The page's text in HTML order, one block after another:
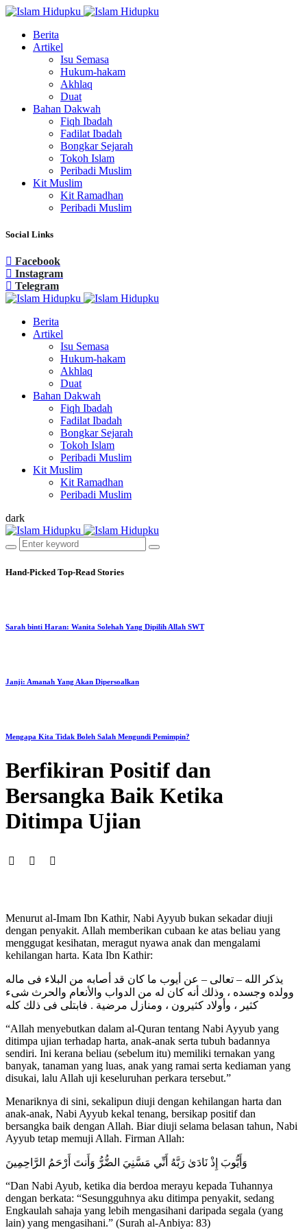
Berita
Artikel
Isu Semasa
Hukum-hakam
Akhlaq
Duat
Bahan Dakwah
Fiqh Ibadah
Fadilat Ibadah
Bongkar Sejarah
Tokoh Islam
Peribadi Muslim
Kit Muslim
Kit Ramadhan
Peribadi Muslim
Social Links
Facebook
Instagram
Telegram
Berita
Artikel
Isu Semasa
Hukum-hakam
Akhlaq
Duat
Bahan Dakwah
Fiqh Ibadah
Fadilat Ibadah
Bongkar Sejarah
Tokoh Islam
Peribadi Muslim
Kit Muslim
Kit Ramadhan
Peribadi Muslim
dark
Hand-Picked Top-Read Stories
Sarah binti Haran: Wanita Solehah Yang Dipilih Allah SWT
Janji: Amanah Yang Akan Dipersoalkan
Mengapa Kita Tidak Boleh Salah Mengundi Pemimpin?
Berfikiran Positif dan
Bersangka Baik Ketika
Ditimpa Ujian
Menurut al-Imam Ibn Kathir, Nabi Ayyub bukan sekadar diuji
dengan penyakit. Allah memberikan cubaan ke atas beliau yang
menggugat kesihatan, meragut nyawa anak dan mengalami
kehilangan harta. Kata Ibn Kathir:
يذكر الله – تعالى – عن أيوب ما كان قد أصابه من البلاء فى ماله
وولده وجسده ، وذلك أنه كان له من الدواب والأنعام والحرث شىء
كثير ، وأولاد كثيرون ، ومنازل مرضية . فابتلى فى ذلك كله
“Allah menyebutkan dalam al-Quran tentang Nabi Ayyub yang
ditimpa ujian terhadap harta, anak-anak serta tubuh badannya
sendiri. Ini kerana beliau (sebelum itu) memiliki ternakan yang
banyak, tanaman yang luas, anak yang ramai serta kediaman yang
disukai, lalu Allah uji keseluruhan perkara tersebut.”
Menariknya di sini, sekalipun diuji dengan kehilangan harta dan
anak-anak, Nabi Ayyub kekal tenang, bersikap positif dan
bersangka baik dengan Allah. Biar diuji selama belasan tahun, Nabi
Ayyub tetap memuji Allah. Firman Allah:
وَأَيُّوبَ إِذْ نَادَىٰ رَبَّهُ أَنِّي مَسَّنِيَ الضُّرُّ وَأَنتَ أَرْحَمُ الرَّاحِمِينَ
“Dan Nabi Ayub, ketika dia berdoa merayu kepada Tuhannya
dengan berkata: “Sesungguhnya aku ditimpa penyakit, sedang
Engkaulah sahaja yang lebih mengasihani daripada segala (yang
lain) yang mengasihani.” (Surah al-Anbiya: 83)